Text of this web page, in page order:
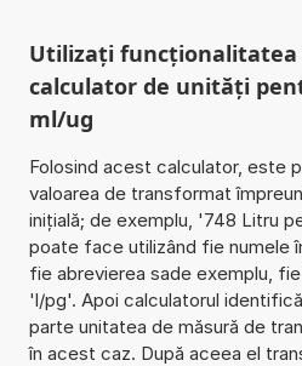
Utilizați funcționalitatea
calculator de unități
ml/ug
Folosind acest calculator, este
valoarea de transformat
inițială; de exemplu, '748 Litru
poate face utilizând fie numele
fie abrevierea sade exemplu,
'l/pg'. Apoi calculatorul
parte unitatea de măsură de
în acest caz. După aceea el